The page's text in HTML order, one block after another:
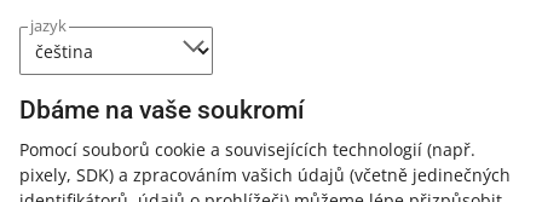
jazyk
Dbáme na vaše soukromí
Pomocí souborů cookie a souvisejících technologií (např.
pixely, SDK) a zpracováním vašich údajů (včetně jedinečných
V rámci služby One Fulfillment by Allegro nabízíme
vašim zákazníkům široký výběr způsobů doručení. Vy
tak nemusíte podepisovat další smlouvy s dopravci.
10:00 hodin (nebo do 13:00 hodin ve Varšavě), může
být doručena i ve stejný den. Navíc pokud kupující